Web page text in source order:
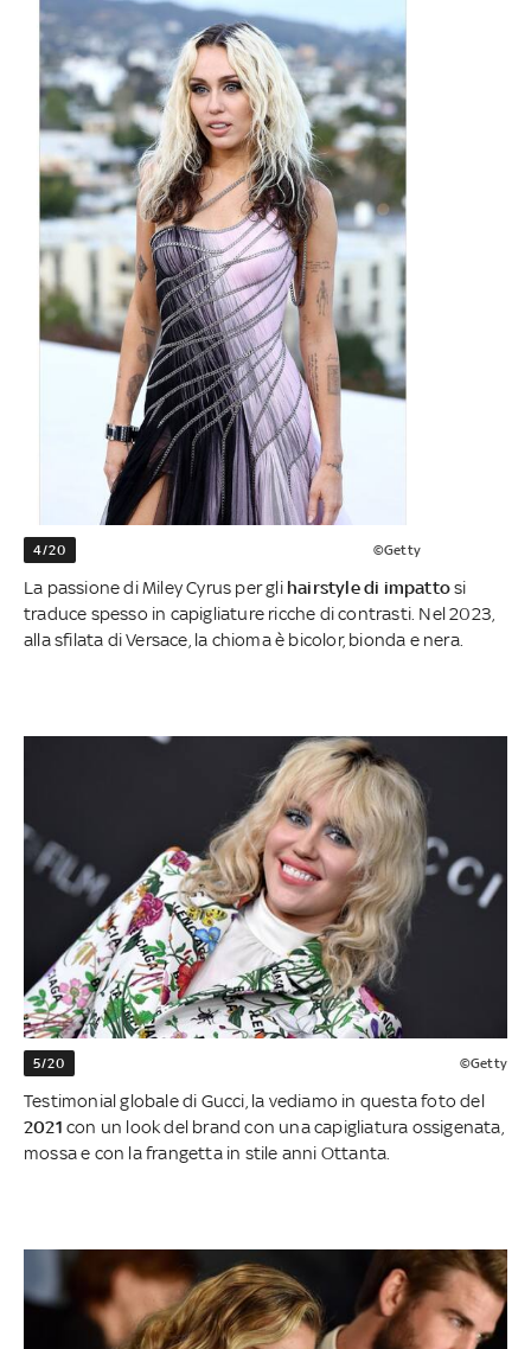
4/20 ©Getty
La passione di Miley Cyrus per gli hairstyle di impattosi
traduce spesso in capigliature ricche di contrasti. Nel 2023,
alla sfilata di Versace, la chioma è bicolor, bionda e nera.
5/20 ©Getty
Testimonial globale di Gucci, la vediamo in questa foto del
2021 con un look del brand con una capigliatura ossigenata,
mossa e con la frangetta in stile anni Ottanta.